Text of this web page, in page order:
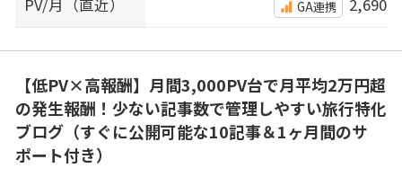
PV/月（直近） GA連携 2,690
【低PV×高報酬】月間3,000PV台で月平均2万円超
の発生報酬！少ない記事数で管理しやすい旅行特化
ブログ（すぐに公開可能な10記事＆1ヶ月間のサ
ポート付き）